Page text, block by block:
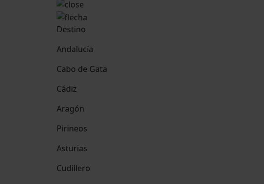
Destino
Andalucía
Cabo de Gata
Cádiz
Aragón
Pirineos
Asturias
Cudillero